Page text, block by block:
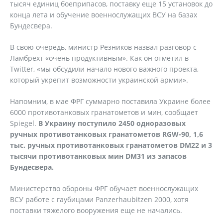
тысяч единиц боеприпасов, поставку еще 15 установок до
конца лета и обучение военнослужащих ВСУ на базах
Бундесвера.
В свою очередь, министр Резников назвал разговор с
Ламбрехт «очень продуктивным». Как он отметил в
Twitter, «мы обсудили начало нового важного проекта,
который укрепит возможности украинской армии».
Напомним, в мае ФРГ суммарно поставила Украине более
6000 противотанковых гранатометов и мин, сообщает
Spiegel. В Украину поступило 2450 одноразовых
ручных противотанковых гранатометов RGW-90, 1,6
тыс. ручных противотанковых гранатометов DM22 и 3
тысячи противотанковых мин DM31 из запасов
Бундесвера.
Министерство обороны ФРГ обучает военнослужащих
ВСУ работе с гаубицами Panzerhaubitzen 2000, хотя
поставки тяжелого вооружения еще не начались.